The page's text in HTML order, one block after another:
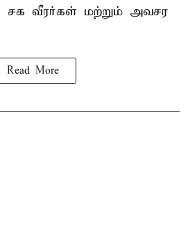
சக வீரர்கள் மற்றும் அவசர
Read More